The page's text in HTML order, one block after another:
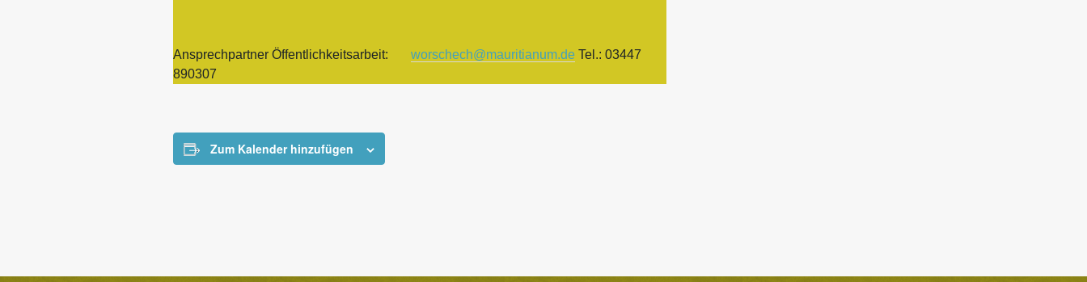
Ansprechpartner Öffentlichkeitsarbeit:worschech@mauritianum.de Tel.: 03447
890307
Zum Kalender hinzufügen